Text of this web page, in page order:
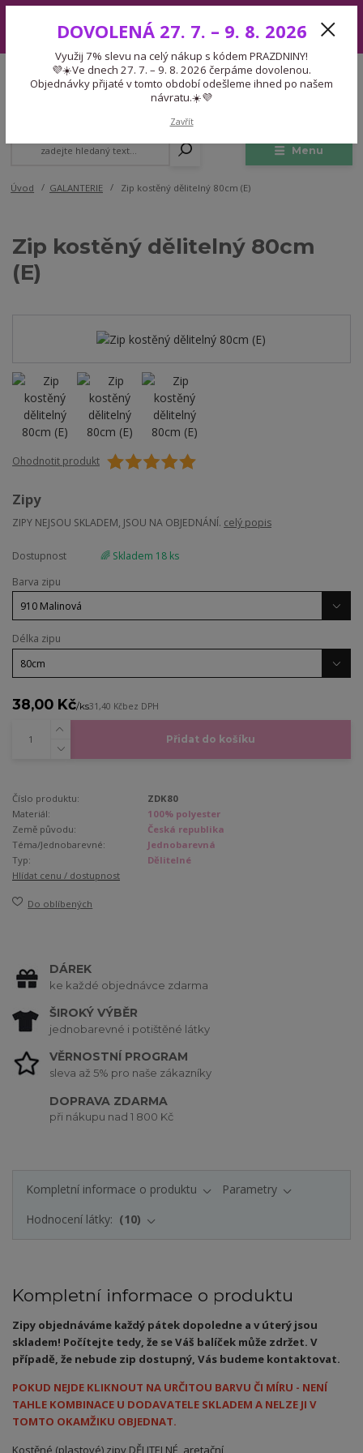
7. – 9. 8. 2026 čerpáme dovolenou. Objednávky přijaté v tomto období
odešleme ihned po našem návratu.☀️💜
Menu
CZK
Expedice 775 866 913
Po-Čt 9-15:30 Pá 9-14:30 Pauza 13-13:45
Úvod GALANTERIE Zip kostěný dělitelný 80cm (E)
Zip kostěný dělitelný 80cm
(E)
Ohodnotit produkt
Zipy
ZIPY NEJSOU SKLADEM, JSOU NA OBJEDNÁNÍ. celý popis
Dostupnost
🌈 Skladem 18 ks
Barva zipu
Délka zipu
38,00 Kč/ks31,40 Kčbez DPH
Přidat do košíku
Číslo produktu:
ZDK80
Materiál:
100% polyester
Země původu:
Česká republika
Téma/Jednobarevné:
Jednobarevná
Typ:
Dělitelné
Hlídat cenu / dostupnost
Do oblíbených
DÁREK
ke každé objednávce zdarma
ŠIROKÝ VÝBĚR
jednobarevné i potištěné látky
VĚRNOSTNÍ PROGRAM
sleva až 5% pro naše zákazníky
DOPRAVA ZDARMA
při nákupu nad 1 800 Kč
Kompletní informace o produktu
Parametry
Hodnocení látky:
10
Kompletní informace o produktu
Zipy objednáváme každý pátek dopoledne a v úterý jsou
skladem! Počítejte tedy, že se Váš balíček může zdržet. V
případě, že nebude zip dostupný, Vás budeme kontaktovat.
POKUD NEJDE KLIKNOUT NA URČITOU BARVU ČI MÍRU - NENÍ
TAHLE KOMBINACE U DODAVATELE SKLADEM A NELZE JI V
TOMTO OKAMŽIKU OBJEDNAT.
Kostěné (plastové) zipy DĚLITELNÉ, aretační
DOVOLENÁ 27. 7. – 9. 8. 2026
Využij 7% slevu na celý nákup s kódem PRAZDNINY!
💜☀️Ve dnech 27. 7. – 9. 8. 2026 čerpáme dovolenou.
Objednávky přijaté v tomto období odešleme ihned po našem
návratu.☀️💜
Zavřít